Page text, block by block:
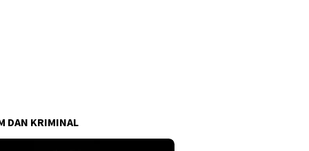
DAN KRIMINAL